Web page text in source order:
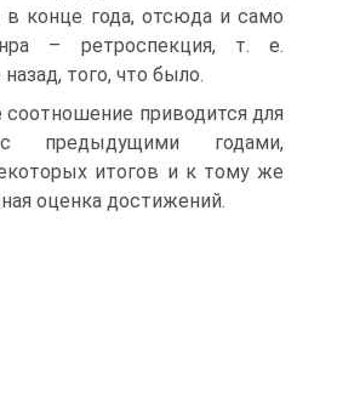
в конце года, отсюда и само
– ретроспекция, т. е.
того, что было.
приводится для
предыдущими годами,
итогов и к тому же
оценка достижений.